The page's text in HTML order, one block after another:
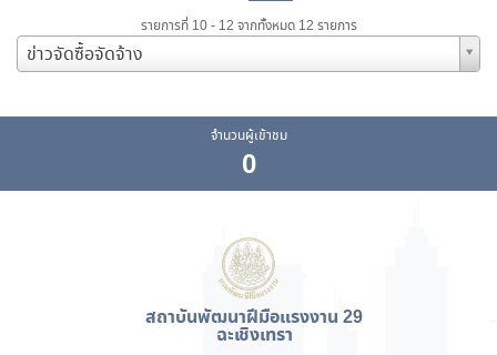
รายการที่ 10 - 12 จากทั้งหมด 12 รายการ
ข่าวจัดซื้อจัดจ้าง
จำนวนผู้เข้าชม
0
สถาบันพัฒนาฝีมือแรงงาน 29
ฉะเชิงเทรา